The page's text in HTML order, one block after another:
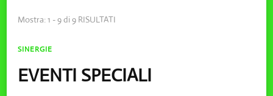
Mostra: 1 - 9 di 9 RISULTATI
SINERGIE
EVENTI SPECIALI